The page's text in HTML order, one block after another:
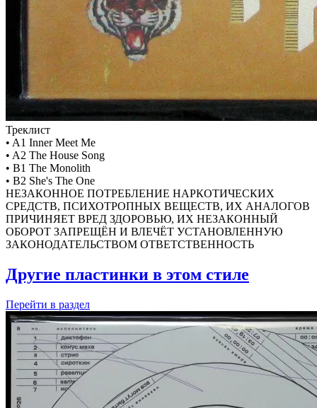
Треклист
• A1 Inner Meet Me
• A2 The House Song
• B1 The Monolith
• B2 She's The One
НЕЗАКОННОЕ ПОТРЕБЛЕНИЕ НАРКОТИЧЕСКИХ
СРЕДСТВ, ПСИХОТРОПНЫХ ВЕЩЕСТВ, ИХ АНАЛОГОВ
ПРИЧИНЯЕТ ВРЕД ЗДОРОВЬЮ, ИХ НЕЗАКОННЫЙ
ОБОРОТ ЗАПРЕЩЁН И ВЛЕЧЁТ УСТАНОВЛЕННУЮ
ЗАКОНОДАТЕЛЬСТВОМ ОТВЕТСТВЕННОСТЬ
Другие пластинки в этом стиле
Перейти в раздел